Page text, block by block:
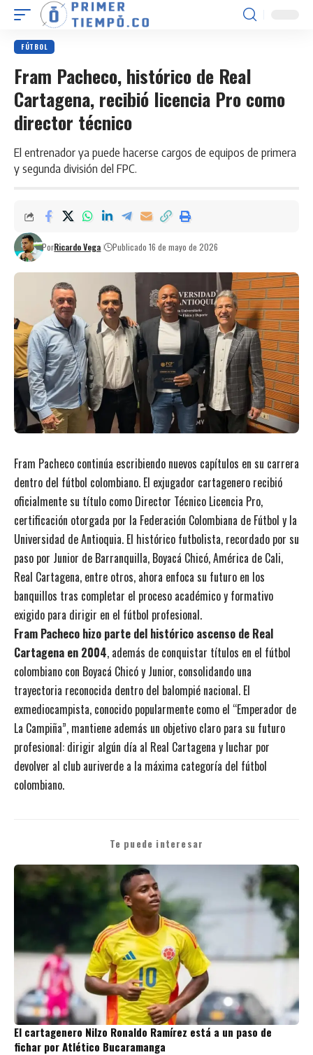
FÚTBOL
Fram Pacheco, histórico de Real
Cartagena, recibió licencia Pro como
director técnico
El entrenador ya puede hacerse cargos de equipos de primera
y segunda división del FPC.
PorRicardo Vega Publicado 16 de mayo de 2026
Fram Pacheco continúa escribiendo nuevos capítulos en su carrera
dentro del fútbol colombiano. El exjugador cartagenero recibió
oficialmente su título como Director Técnico Licencia Pro,
certificación otorgada por la Federación Colombiana de Fútbol y la
Universidad de Antioquia. El histórico futbolista, recordado por su
paso por Junior de Barranquilla, Boyacá Chicó, América de Cali,
Real Cartagena, entre otros, ahora enfoca su futuro en los
banquillos tras completar el proceso académico y formativo
exigido para dirigir en el fútbol profesional.
Fram Pacheco hizo parte del histórico ascenso de Real
Cartagena en 2004, además de conquistar títulos en el fútbol
colombiano con Boyacá Chicó y Junior, consolidando una
trayectoria reconocida dentro del balompié nacional. El
exmediocampista, conocido popularmente como el “Emperador de
La Campiña”, mantiene además un objetivo claro para su futuro
profesional: dirigir algún día al Real Cartagena y luchar por
devolver al club auriverde a la máxima categoría del fútbol
colombiano.
Te puede interesar
El cartagenero Nilzo Ronaldo Ramírez está a un paso de
fichar por Atlético Bucaramanga